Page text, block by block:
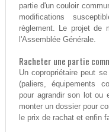
partie d'un couloir
modifications
règlement. Le projet de
l'Assemblée Générale.
Racheter une partie
Un copropriétaire peut
(paliers, équipements
pour agrandir son lot ou
monter un dossier pour
le prix de rachat et enfin